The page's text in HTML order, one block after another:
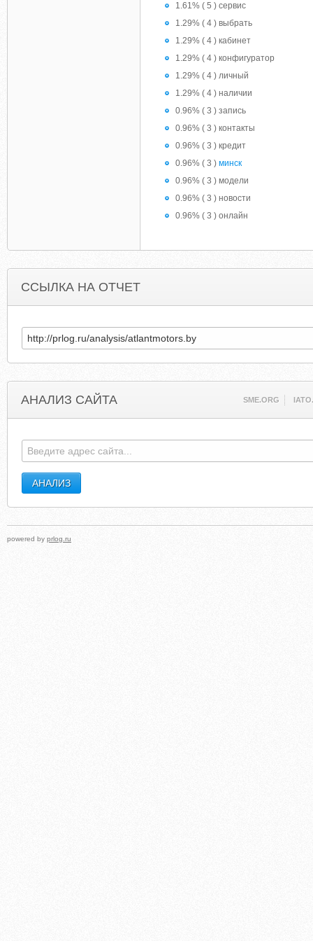
1.61% ( 5 ) сервис
1.29% ( 4 ) выбрать
1.29% ( 4 ) кабинет
1.29% ( 4 ) конфигуратор
1.29% ( 4 ) личный
1.29% ( 4 ) наличии
0.96% ( 3 ) запись
0.96% ( 3 ) контакты
0.96% ( 3 ) кредит
0.96% ( 3 ) минск
0.96% ( 3 ) модели
0.96% ( 3 ) новости
0.96% ( 3 ) онлайн
ССЫЛКА НА ОТЧЕТ
АНАЛИЗ САЙТА SME.ORG
powered by prlog.ru